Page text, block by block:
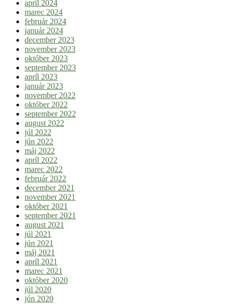
apríl 2024
marec 2024
február 2024
január 2024
december 2023
november 2023
október 2023
september 2023
apríl 2023
január 2023
november 2022
október 2022
september 2022
august 2022
júl 2022
jún 2022
máj 2022
apríl 2022
marec 2022
február 2022
december 2021
november 2021
október 2021
september 2021
august 2021
júl 2021
jún 2021
máj 2021
apríl 2021
marec 2021
október 2020
júl 2020
jún 2020